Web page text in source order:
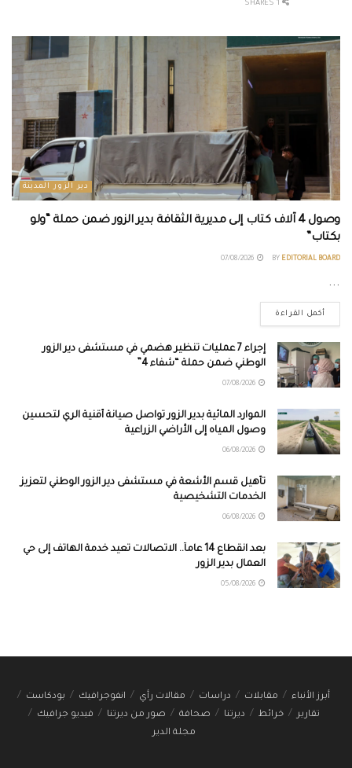
دير الزور المدينة
وصول 4 آلاف كتاب إلى مديرية الثقافة بدير الزور ضمن حملة “ولو
بكتاب”
BY EDITORIAL BOARD
...
أكمل القراءة
إجراء 7 عمليات تنظير هضمي في مستشفى دير الزور
الوطني ضمن حملة “شفاء 4”
الموارد المائية بدير الزور تواصل صيانة أقنية الري لتحسين
وصول المياه إلى الأراضي الزراعية
تأهيل قسم الأشعة في مستشفى دير الزور الوطني لتعزيز
الخدمات التشخيصية
بعد انقطاع 14 عاماً.. الاتصالات تعيد خدمة الهاتف إلى حي
العمال بدير الزور
أبرز الأنباء مقابلات دراسات مقالات رأي انفوجرافيك
بودكاست
تقارير
خرائط ديرتنا صحافة صور من ديرتنا
فيديو جرافيك
مجلة الدير